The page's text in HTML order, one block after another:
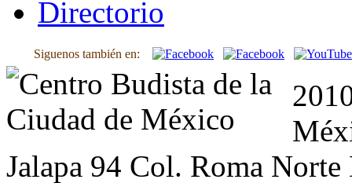
Directorio
Siguenos también en:
Jalapa 94 Col. Roma